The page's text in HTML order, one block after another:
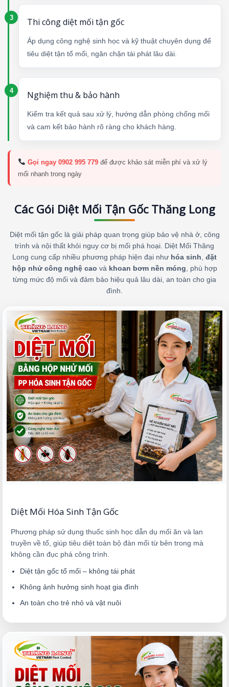
Thi công diệt mối tận gốc
Áp dụng công nghệ sinh học và kỹ thuật chuyên dụng để
tiêu diệt tận tổ mối, ngăn chặn tái phát lâu dài.
Nghiệm thu & bảo hành
Kiểm tra kết quả sau xử lý, hướng dẫn phòng chống mối
và cam kết bảo hành rõ ràng cho khách hàng.
Gọi ngay 0902 995 779để được khảo sát miễn phí và xử lý
mối nhanh trong ngày
Các Gói Diệt Mối Tận Gốc Thăng Long
Diệt mối tận gốc là giải pháp quan trọng giúp bảo vệ nhà ở, công
trình và nội thất khỏi nguy cơ bị mối phá hoại. Diệt Mối Thăng
Long cung cấp nhiều phương pháp hiện đại như hóa sinh đặt
hộp nhử công nghệ cao và khoan bơm nền móng , phù hợp
từng mức độ mối và đảm bảo hiệu quả lâu dài, an toàn cho gia
đình.
Diệt Mối Hóa Sinh Tận Gốc
Phương pháp sử dụng thuốc sinh học dẫn dụ mối ăn và lan
truyền về tổ, giúp tiêu diệt toàn bộ đàn mối từ bên trong mà
không cần đục phá công trình.
Diệt tận gốc tổ mối – không tái phát
Không ảnh hưởng sinh hoạt gia đình
An toàn cho trẻ nhỏ và vật nuôi